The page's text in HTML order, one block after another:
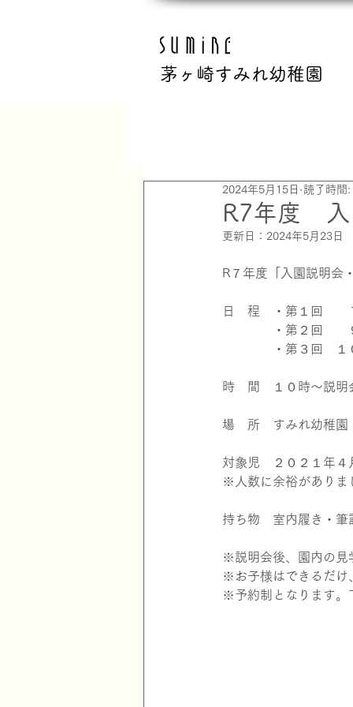
茅ヶ崎すみれ幼稚園
R7年度 入
2024年5月15日 読了時間:
更新日： 2024年5月23日
R７年度「入園説明会
日　程　・第１回　
・第２回　　９
・第３回　１０
時　間　１０時～説
場　所　すみれ幼稚園
対象児　２０２１年
※人数に余裕がありま
持ち物　室内履き・筆
※説明会後、園内の見
※お子様はできるだけ
※予約制となります。